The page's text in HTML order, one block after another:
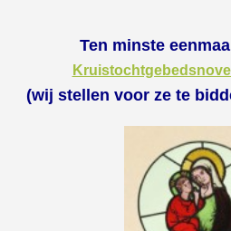
Ten minste
(wij stellen voor ze te